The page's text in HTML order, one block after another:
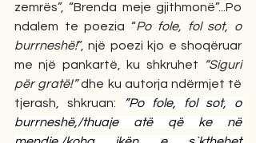
zemrës”, “Brenda meje gjithmonë”...Po
ndalem te poezia “Po fole, fol sot, o
burrneshë!”, një poezi kjo e shoqëruar
me një pankartë, ku shkruhet
“Siguri
për gratë!” dhe ku autorja ndërmjet të
tjerash, shkruan:
”Po fole, fol sot, o
burrneshë,/thuaje atë që ke në